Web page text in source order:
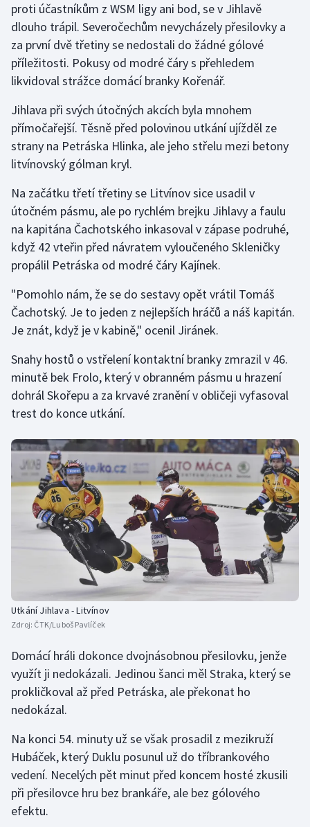
proti účastníkům z WSM ligy ani bod, se v Jihlavě
dlouho trápil. Severočechům nevycházely přesilovky a
za první dvě třetiny se nedostali do žádné gólové
příležitosti. Pokusy od modré čáry s přehledem
likvidoval strážce domácí branky Kořenář.
Jihlava při svých útočných akcích byla mnohem
přímočařejší. Těsně před polovinou utkání ujížděl ze
strany na Petráska Hlinka, ale jeho střelu mezi betony
litvínovský gólman kryl.
Na začátku třetí třetiny se Litvínov sice usadil v
útočném pásmu, ale po rychlém brejku Jihlavy a faulu
na kapitána Čachotského inkasoval v zápase podruhé,
když 42 vteřin před návratem vyloučeného Skleničky
propálil Petráska od modré čáry Kajínek.
"Pomohlo nám, že se do sestavy opět vrátil Tomáš
Čachotský. Je to jeden z nejlepších hráčů a náš kapitán.
Je znát, když je v kabině," ocenil Jiránek.
Snahy hostů o vstřelení kontaktní branky zmrazil v 46.
minutě bek Frolo, který v obranném pásmu u hrazení
dohrál Skořepu a za krvavé zranění v obličeji vyfasoval
trest do konce utkání.
Utkání Jihlava - Litvínov
Zdroj: ČTK/Luboš Pavlíček
Domácí hráli dokonce dvojnásobnou přesilovku, jenže
využít ji nedokázali. Jedinou šanci měl Straka, který se
prokličkoval až před Petráska, ale překonat ho
nedokázal.
Na konci 54. minuty už se však prosadil z mezikruží
Hubáček, který Duklu posunul už do tříbrankového
vedení. Necelých pět minut před koncem hosté zkusili
při přesilovce hru bez brankáře, ale bez gólového
efektu.